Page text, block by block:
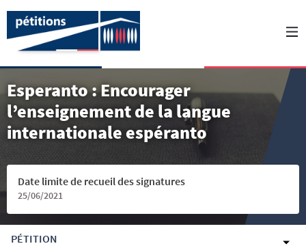
Esperanto : Encourager
l’enseignement de la langue
internationale espéranto
Date limite de recueil des signatures
25/06/2021
PÉTITION